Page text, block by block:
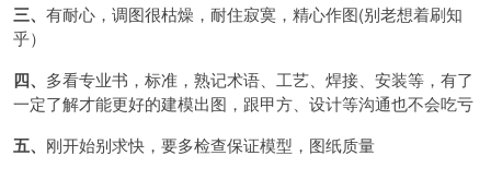
三、 有耐心，调图很枯燥，耐住寂寞，精心作图(别老想着刷知
乎）
四、 多看专业书，标准，熟记术语、工艺、焊接、安装等，有了
一定了解才能更好的建模出图，跟甲方、设计等沟通也不会吃亏
五、 刚开始别求快，要多检查保证模型，图纸质量